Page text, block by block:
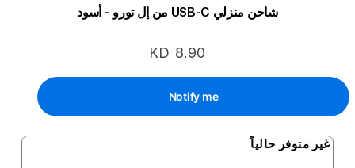
شاحن منزلي USB-C من إل تورو - أسود
KD 8.90
Notify me
غير متوفر حالياً